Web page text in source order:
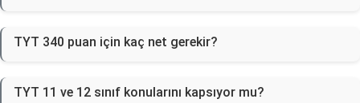
TYT 340 puan için kaç net gerekir?
TYT 11 ve 12 sınıf konularını kapsıyor mu?